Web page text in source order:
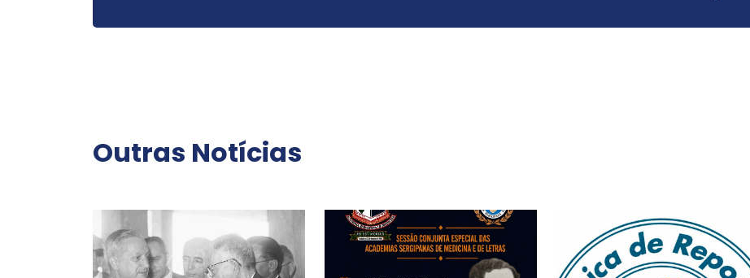
Outras Notícias